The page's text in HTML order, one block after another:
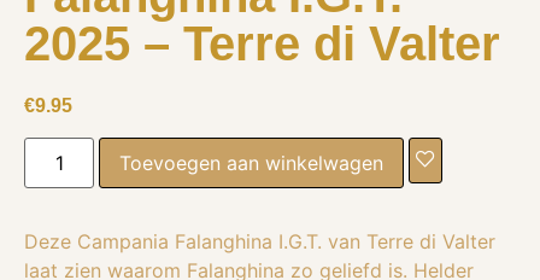
2025 – Terre di Valter
€9.95
Toevoegen aan winkelwagen
Deze Campania Falanghina I.G.T. van Terre di Valter
laat zien waarom Falanghina zo geliefd is. Helder